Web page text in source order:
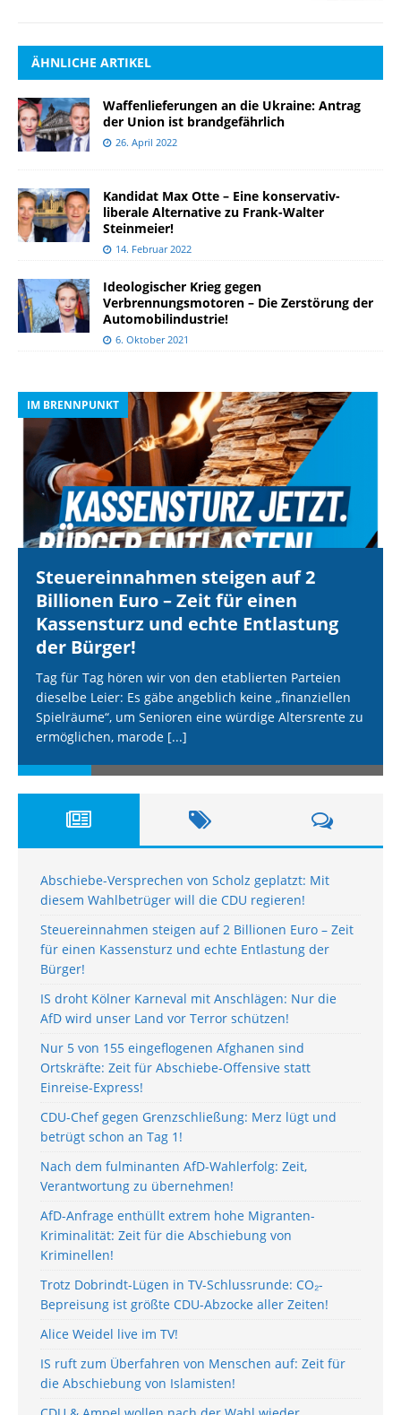
ÄHNLICHE ARTIKEL
Waffenlieferungen an die Ukraine: Antrag
der Union ist brandgefährlich
26. April 2022
Kandidat Max Otte – Eine konservativ-
liberale Alternative zu Frank-Walter
Steinmeier!
14. Februar 2022
Ideologischer Krieg gegen
Verbrennungsmotoren – Die Zerstörung der
Automobilindustrie!
6. Oktober 2021
IM BRENNPUNKT
Steuereinnahmen steigen auf 2
Billionen Euro – Zeit für einen
Kassensturz und echte Entlastung
der Bürger!
Tag für Tag hören wir von den etablierten Parteien
dieselbe Leier: Es gäbe angeblich keine „finanziellen
Spielräume“, um Senioren eine würdige Altersrente zu
ermöglichen, marode [...]
Abschiebe-Versprechen von Scholz geplatzt: Mit
diesem Wahlbetrüger will die CDU regieren!
Steuereinnahmen steigen auf 2 Billionen Euro – Zeit
für einen Kassensturz und echte Entlastung der
Bürger!
IS droht Kölner Karneval mit Anschlägen: Nur die
AfD wird unser Land vor Terror schützen!
Nur 5 von 155 eingeflogenen Afghanen sind
Ortskräfte: Zeit für Abschiebe-Offensive statt
Einreise-Express!
CDU-Chef gegen Grenzschließung: Merz lügt und
betrügt schon an Tag 1!
Nach dem fulminanten AfD-Wahlerfolg: Zeit,
Verantwortung zu übernehmen!
AfD-Anfrage enthüllt extrem hohe Migranten-
Kriminalität: Zeit für die Abschiebung von
Kriminellen!
Trotz Dobrindt-Lügen in TV-Schlussrunde: CO₂-
Bepreisung ist größte CDU-Abzocke aller Zeiten!
Alice Weidel live im TV!
IS ruft zum Überfahren von Menschen auf: Zeit für
die Abschiebung von Islamisten!